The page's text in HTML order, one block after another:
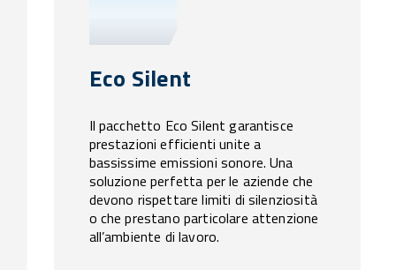
Eco Silent
Il pacchetto Eco Silent garantisce
prestazioni efficienti unite a
bassissime emissioni sonore. Una
soluzione perfetta per le aziende che
devono rispettare limiti di silenziosità
o che prestano particolare attenzione
all’ambiente di lavoro.